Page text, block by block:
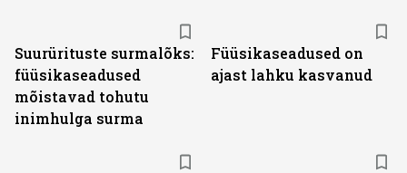
Suurürituste surmalõks:
füüsikaseadused
mõistavad tohutu
inimhulga surma
Füüsikaseadused on
ajast lahku kasvanud